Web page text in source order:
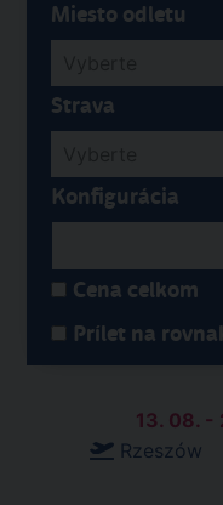
Miesto odletu
Strava
Konfigurácia
Cena celkom
Prílet na
13. 08. -
Rzeszów